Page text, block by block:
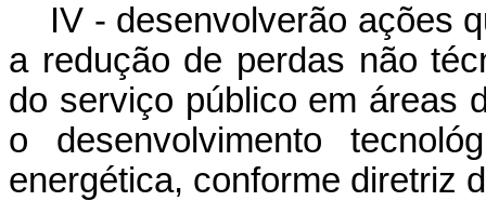
IV - desenvolverão ações
a redução de perdas não
do serviço público em áreas
o desenvolvimento
energética, conforme diretriz